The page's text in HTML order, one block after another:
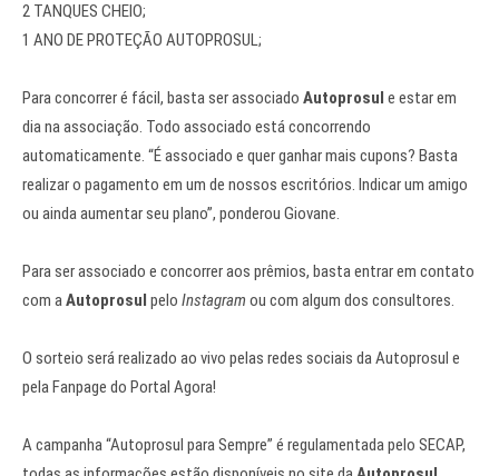
2 TANQUES CHEIO;
1 ANO DE PROTEÇÃO AUTOPROSUL;
Para concorrer é fácil, basta ser associado Autoprosul e estar em
dia na associação. Todo associado está concorrendo
automaticamente. “É associado e quer ganhar mais cupons? Basta
realizar o pagamento em um de nossos escritórios. Indicar um amigo
ou ainda aumentar seu plano”, ponderou Giovane.
Para ser associado e concorrer aos prêmios, basta entrar em contato
com aAutoprosul pelo Instagram ou com algum dos consultores.
O sorteio será realizado ao vivo pelas redes sociais da Autoprosul e
pela Fanpage do Portal Agora!
A campanha “Autoprosul para Sempre” é regulamentada pelo SECAP,